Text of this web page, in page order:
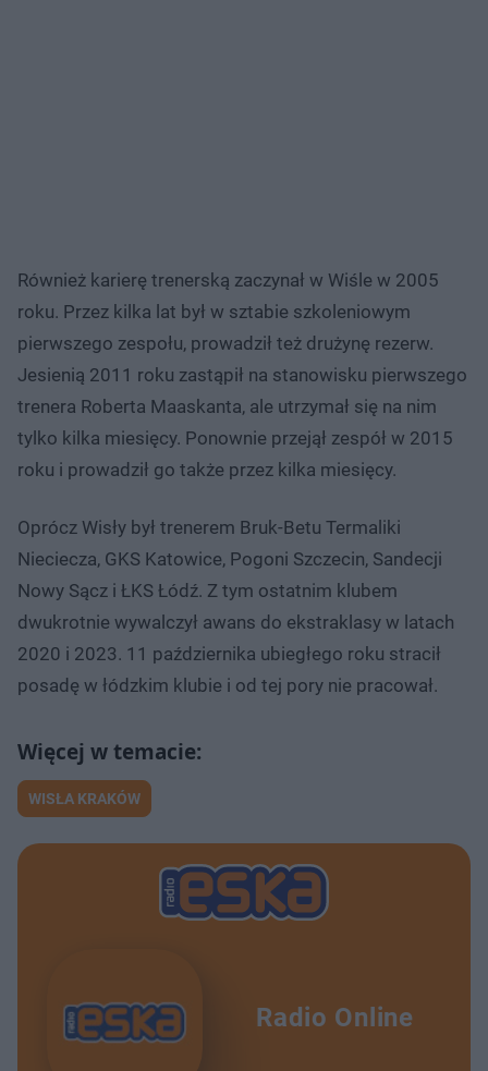
Również karierę trenerską zaczynał w Wiśle w 2005
roku. Przez kilka lat był w sztabie szkoleniowym
pierwszego zespołu, prowadził też drużynę rezerw.
Jesienią 2011 roku zastąpił na stanowisku pierwszego
trenera Roberta Maaskanta, ale utrzymał się na nim
tylko kilka miesięcy. Ponownie przejął zespół w 2015
roku i prowadził go także przez kilka miesięcy.
Oprócz Wisły był trenerem Bruk-Betu Termaliki
Nieciecza, GKS Katowice, Pogoni Szczecin, Sandecji
Nowy Sącz i ŁKS Łódź. Z tym ostatnim klubem
dwukrotnie wywalczył awans do ekstraklasy w latach
2020 i 2023. 11 października ubiegłego roku stracił
posadę w łódzkim klubie i od tej pory nie pracował.
WISŁA KRAKÓW
Radio Online